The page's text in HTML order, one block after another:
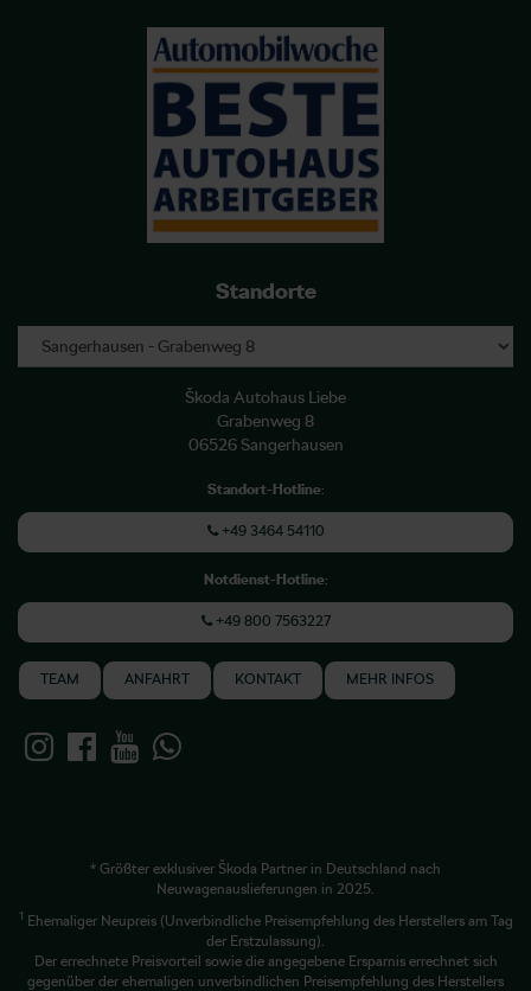
Standorte
Škoda Autohaus Liebe
Grabenweg 8
06526 Sangerhausen
Standort-Hotline:
+49 3464 54110
Notdienst-Hotline:
+49 800 7563227
TEAM ANFAHRT KONTAKT MEHR INFOS
* Größter exklusiver Škoda Partner in Deutschland nach
Neuwagenauslieferungen in 2025.
1
Ehemaliger Neupreis (Unverbindliche Preisempfehlung des Herstellers am Tag
der Erstzulassung).
Der errechnete Preisvorteil sowie die angegebene Ersparnis errechnet sich
gegenüber der ehemaligen unverbindlichen Preisempfehlung des Herstellers